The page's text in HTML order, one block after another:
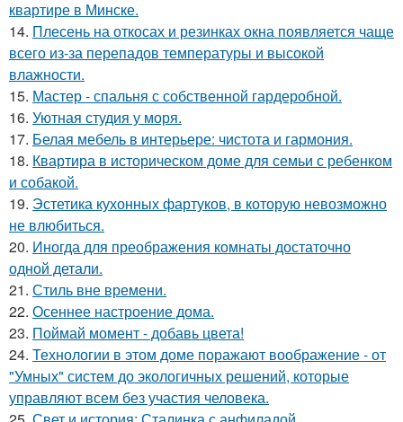
квартире в Минске.
14. Плесень на откосах и резинках окна появляется чаще
всего из-за перепадов температуры и высокой
влажности.
15. Мастер - спальня с собственной гардеробной.
16. Уютная студия у моря.
17. Белая мебель в интерьере: чистота и гармония.
18. Квартира в историческом доме для семьи с ребенком
и собакой.
19. Эстетика кухонных фартуков, в которую невозможно
не влюбиться.
20. Иногда для преображения комнаты достаточно
одной детали.
21. Стиль вне времени.
22. Осеннее настроение дома.
23. Поймай момент - добавь цвета!
24. Технологии в этом доме поражают воображение - от
"Умных" систем до экологичных решений, которые
управляют всем без участия человека.